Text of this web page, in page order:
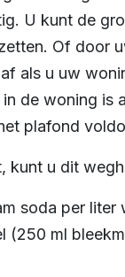
U kunt de
Of door
als u uw
de woning is
plafond
kunt u dit
soda per liter
(250 ml